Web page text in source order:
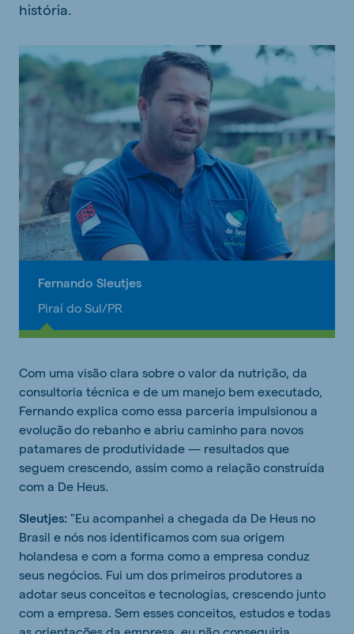
história.
Fernando Sleutjes
Piraí do Sul/PR
Com uma visão clara sobre o valor da nutrição, da
consultoria técnica e de um manejo bem executado,
Fernando explica como essa parceria impulsionou a
evolução do rebanho e abriu caminho para novos
patamares de produtividade — resultados que
seguem crescendo, assim como a relação construída
com a De Heus.
Sleutjes: "Eu acompanhei a chegada da De Heus no
Brasil e nós nos identificamos com sua origem
holandesa e com a forma como a empresa conduz
seus negócios. Fui um dos primeiros produtores a
adotar seus conceitos e tecnologias, crescendo junto
com a empresa. Sem esses conceitos, estudos e todas